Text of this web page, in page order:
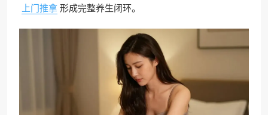
上门推拿形成完整养生闭环。